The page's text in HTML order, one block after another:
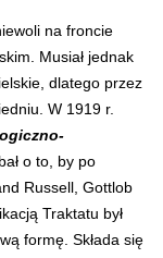
na froncie
Musiał jednak
dlatego przez
W 1919 r.
o to, by po
Russell, Gottlob
Traktatu był
formę. Składa się